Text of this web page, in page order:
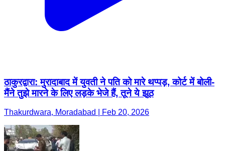
ठाकुरद्वारा: मुरादाबाद में युवती ने पति को मारे थप्पड़, कोर्ट में बोली-
मैंने तुझे मारने के लिए लड़के भेजे हैं, तूने ये झूठ
Thakurdwara, Moradabad | Feb 20, 2026